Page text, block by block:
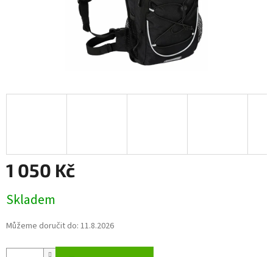
1 050 Kč
cena:
Skladem
Můžeme doručit do: 11.8.2026